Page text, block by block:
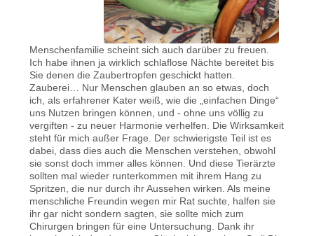
Menschenfamilie scheint sich auch darüber zu freuen.
Ich habe ihnen ja wirklich schlaflose Nächte bereitet bis
Sie denen die Zaubertropfen geschickt hatten.
Zauberei… Nur Menschen glauben an so etwas, doch
ich, als erfahrener Kater weiß, wie die „einfachen Dinge“
uns Nutzen bringen können, und - ohne uns völlig zu
vergiften - zu neuer Harmonie verhelfen. Die Wirksamkeit
steht für mich außer Frage. Der schwierigste Teil ist es
dabei, dass dies auch die Menschen verstehen, obwohl
sie sonst doch immer alles können. Und diese Tierärzte
sollten mal wieder runterkommen mit ihrem Hang zu
Spritzen, die nur durch ihr Aussehen wirken. Als meine
menschliche Freundin wegen mir Rat suchte, halfen sie
ihr gar nicht sondern sagten, sie sollte mich zum
Chirurgen bringen für eine Untersuchung. Dank ihr